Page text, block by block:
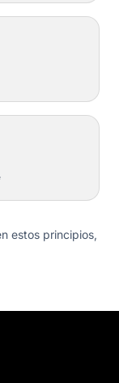
estos principios,